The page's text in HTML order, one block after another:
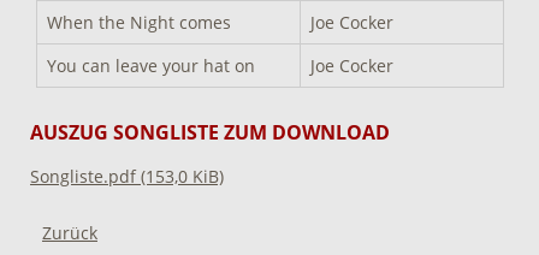
When the Night comes
Joe Cocker
You can leave your hat on
Joe Cocker
AUSZUG SONGLISTE ZUM DOWNLOAD
Songliste.pdf(153,0 KiB)
Zurück